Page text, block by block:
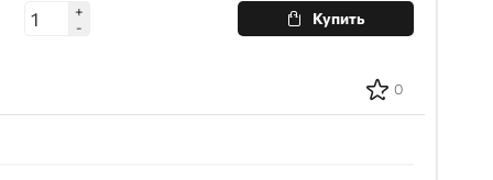
+
-
Купить
0